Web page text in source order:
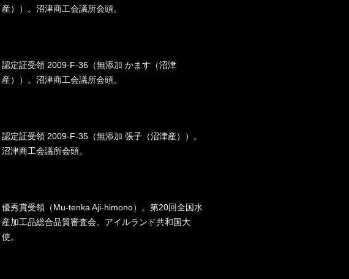
産））。沼津商工会議所会頭。
認定証受領 2009-F-36（無添加 かます（沼津
産））。沼津商工会議所会頭。
認定証受領 2009-F-35（無添加 張子（沼津産））。
沼津商工会議所会頭。
優秀賞受領（Mu-tenka Aji-himono）。第20回全国水
産加工品総合品質審査会。アイルランド共和国大
使。